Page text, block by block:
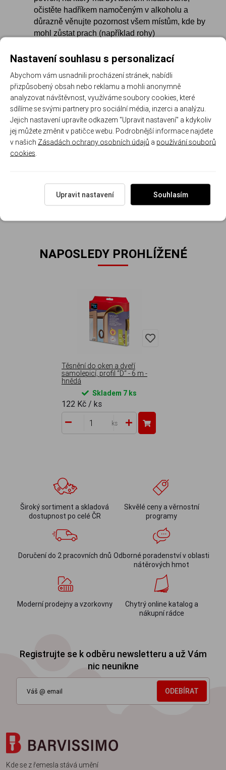
očistěte hadříkem namočeným v alkoholu a
důrazně věnujte pozornost všem místům, kde by
mohl zůstat prach (například rohy)
papír a začněte s lepením shora dolů, začněte na
přebytek odřízněte a na několik sekund přitlačte,
aby těsnění dobře přilnulo k rámu
na konec odříznutého těsnění napojte nový
začátek a poté pokračujte v lepení těsnění na
zbytek rámu
během instalace se doporučuje výrobek
vytvořte si doma příjemné klima a atmosféru.
NAPOSLEDY PROHLÍŽENÉ
Těsnění do oken a dveří
samolepicí, profil “D“ - 6 m -
hnědá
Skladem 7 ks
122 Kč / ks
ks
Široký sortiment a skladová
dostupnost po celé ČR
Skvělé ceny a věrnostní
programy
Doručení do 2 pracovních dnů Odborné poradenství v oblasti
nátěrových hmot
Moderní prodejny a vzorkovny
Chytrý online katalog a
nákupní rádce
Registrujte se k odběru newsletteru a už Vám
nic neunikne
ODEBÍRAT
Kde se z řemesla stává umění
Nastavení souhlasu s personalizací
Abychom vám usnadnili procházení stránek, nabídli
přizpůsobený obsah nebo reklamu a mohli anonymně
analyzovat návštěvnost, využíváme soubory cookies, které
sdílíme se svými partnery pro sociální média, inzerci a analýzu.
Jejich nastavení upravíte odkazem "Upravit nastavení" a kdykoliv
jej můžete změnit v patičce webu. Podrobnější informace najdete
v našich Zásadách ochrany osobních údajů a používání souborů
cookies
Upravit nastavení Souhlasím